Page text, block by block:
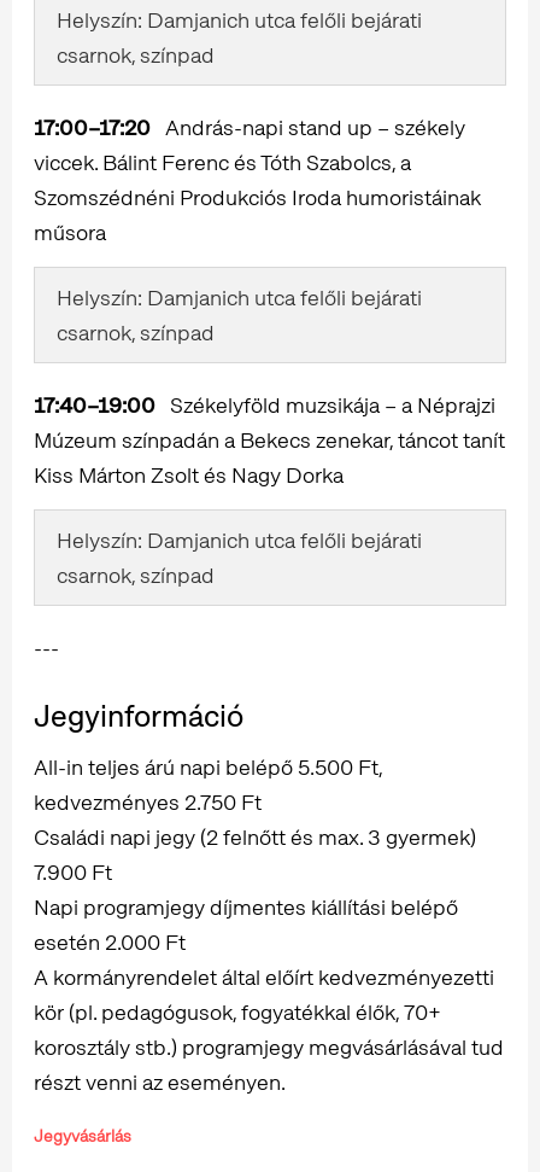
Helyszín: Damjanich utca felőli bejárati
csarnok, színpad
17:00–17:20 András-napi stand up – székely
viccek. Bálint Ferenc és Tóth Szabolcs, a
Szomszédnéni Produkciós Iroda humoristáinak
műsora
Helyszín: Damjanich utca felőli bejárati
csarnok, színpad
17:40–19:00 Székelyföld muzsikája – a Néprajzi
Múzeum színpadán a Bekecs zenekar, táncot tanít
Kiss Márton Zsolt és Nagy Dorka
Helyszín: Damjanich utca felőli bejárati
csarnok, színpad
---
Jegyinformáció
All-in teljes árú napi belépő 5.500 Ft,
kedvezményes 2.750 Ft
Családi napi jegy (2 felnőtt és max. 3 gyermek)
7.900 Ft
Napi programjegy díjmentes kiállítási belépő
esetén 2.000 Ft
A kormányrendelet által előírt kedvezményezetti
kör (pl. pedagógusok, fogyatékkal élők, 70+
korosztály stb.) programjegy megvásárlásával tud
részt venni az eseményen.
Jegyvásárlás